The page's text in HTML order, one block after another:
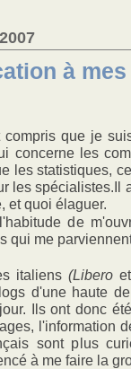
à
compris que je
concerne les
les statistiques,
les spécialistes.Il
et quoi élaguer.
de
qui me
italiens (Libero
d'une haute
Ils ont donc
l'information
sont plus
à me faire la